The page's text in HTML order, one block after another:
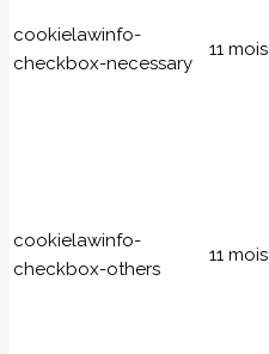
cookielawinfo-
checkbox-necessary
11 mois
cookielawinfo-
checkbox-others
11 mois